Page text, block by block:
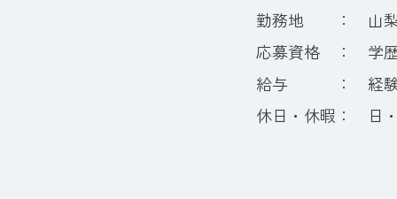
勤務地 ： 山梨県
応募資格 ： 学歴
給与 ： 経験・
休日・休暇： 日